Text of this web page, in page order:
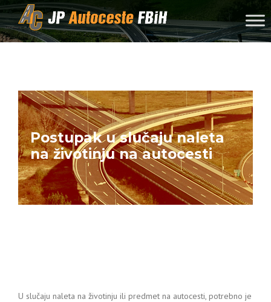
Skip to content
Postupak u slučaju naleta
na životinju na autocesti
U slučaju naleta na životinju ili predmet na autocesti, potrebno je